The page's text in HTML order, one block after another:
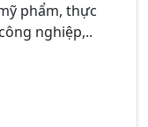
phẩm, thực
nghiệp,..